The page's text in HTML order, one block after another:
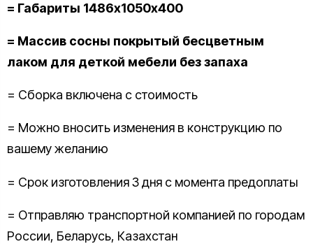
= Габариты 1486х1050х400
= Массив сосны покрытый бесцветным
лаком для деткой мебели без запаха
= Сборка включена с стоимость
= Можно вносить изменения в конструкцию по
вашему желанию
= Срок изготовления 3 дня с момента предоплаты
= Отправляю транспортной компанией по городам
России, Беларусь, Казахстан